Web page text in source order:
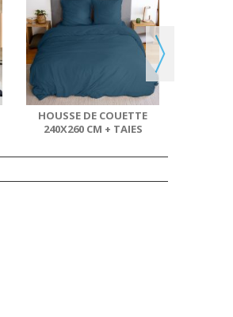
HOUSSE DE COUETTE
240X260 CM + TAIES